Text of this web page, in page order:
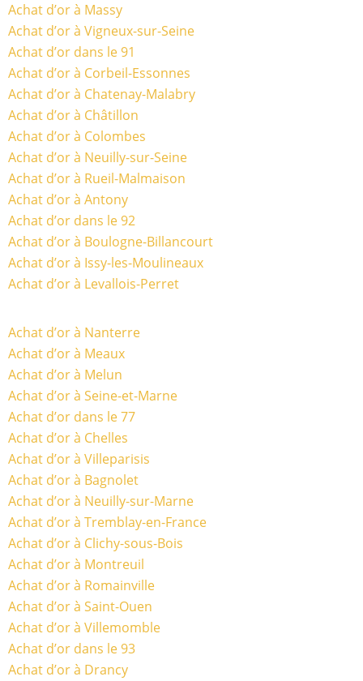
Achat d’or à Massy
Achat d’or à Vigneux-sur-Seine
Achat d’or dans le 91
Achat d’or à Corbeil-Essonnes
Achat d’or à Chatenay-Malabry
Achat d’or à Châtillon
Achat d’or à Colombes
Achat d’or à Neuilly-sur-Seine
Achat d’or à Rueil-Malmaison
Achat d’or à Antony
Achat d’or dans le 92
Achat d’or à Boulogne-Billancourt
Achat d’or à Issy-les-Moulineaux
Achat d’or à Levallois-Perret
Achat d’or à Nanterre
Achat d’or à Meaux
Achat d’or à Melun
Achat d’or à Seine-et-Marne
Achat d’or dans le 77
Achat d’or à Chelles
Achat d’or à Villeparisis
Achat d’or à Bagnolet
Achat d’or à Neuilly-sur-Marne
Achat d’or à Tremblay-en-France
Achat d’or à Clichy-sous-Bois
Achat d’or à Montreuil
Achat d’or à Romainville
Achat d’or à Saint-Ouen
Achat d’or à Villemomble
Achat d’or dans le 93
Achat d’or à Drancy